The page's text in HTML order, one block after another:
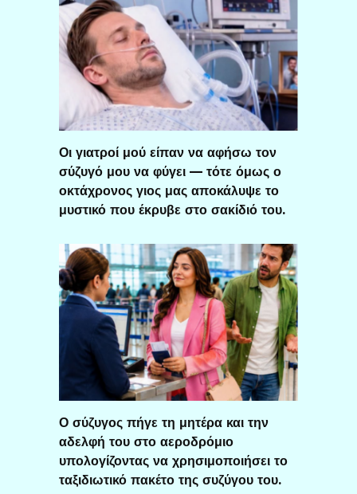
Οι γιατροί μού είπαν να αφήσω τον
σύζυγό μου να φύγει — τότε όμως ο
οκτάχρονος γιος μας αποκάλυψε το
μυστικό που έκρυβε στο σακίδιό του.
Ο σύζυγος πήγε τη μητέρα και την
αδελφή του στο αεροδρόμιο
υπολογίζοντας να χρησιμοποιήσει το
ταξιδιωτικό πακέτο της συζύγου του.